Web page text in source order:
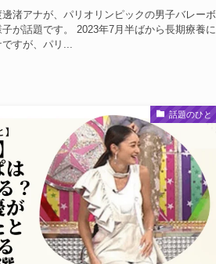
渚アナが、パリオリンピックの男子バレーボ
が話題です。 2023年7月半ばから長期療養に
すが、パリ...
話題のひと